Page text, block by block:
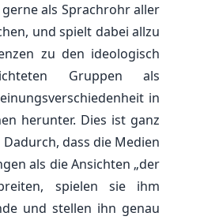
gerne als Sprachrohr aller
und spielt dabei allzu
zu den ideologisch
Gruppen als
in
herunter. Dies ist ganz
dass die Medien
als die Ansichten „der
spielen sie ihm
und stellen ihn genau